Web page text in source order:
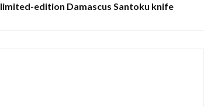
limited-edition Damascus Santoku knife